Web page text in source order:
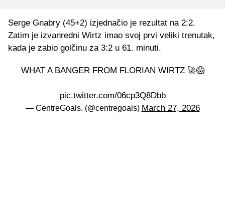
Serge Gnabry (45+2) izjednačio je rezultat na 2:2.
Zatim je izvanredni Wirtz imao svoj prvi veliki trenutak,
kada je zabio golčinu za 3:2 u 61. minuti.
WHAT A BANGER FROM FLORIAN WIRTZ 🚀😱
pic.twitter.com/06cp3Q8Dbb
— CentreGoals. (@centregoals) March 27, 2026